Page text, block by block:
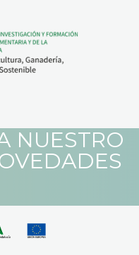
NUESTRO